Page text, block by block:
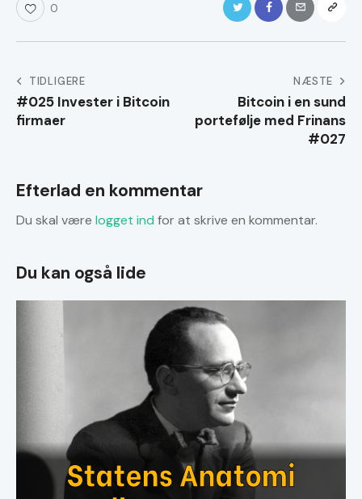
0
Indlægsnavigation
TIDLIGERE
#025 Invester i Bitcoin
firmaer
NÆSTE
Bitcoin i en sund
portefølje med Frinans
#027
Efterlad en kommentar
Du skal være logget ind for at skrive en kommentar.
Du kan også lide